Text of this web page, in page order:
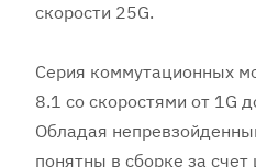
скорости 25G.
Серия коммутационных
8.1 со скоростями от 1G
Обладая
понятны в сборке за